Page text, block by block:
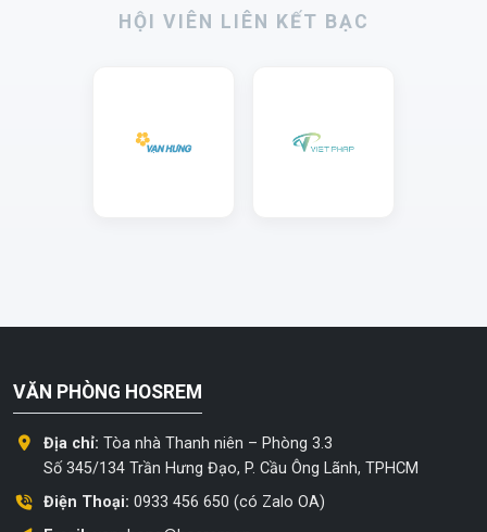
HỘI VIÊN LIÊN KẾT BẠC
VĂN PHÒNG HOSREM
Địa chỉ: Tòa nhà Thanh niên – Phòng 3.3
Số 345/134 Trần Hưng Đạo, P. Cầu Ông Lãnh, TPHCM
Điện Thoại: 0933 456 650 (có Zalo OA)